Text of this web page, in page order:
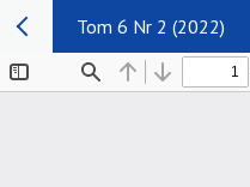
Tom 6 Nr 2 (2022)